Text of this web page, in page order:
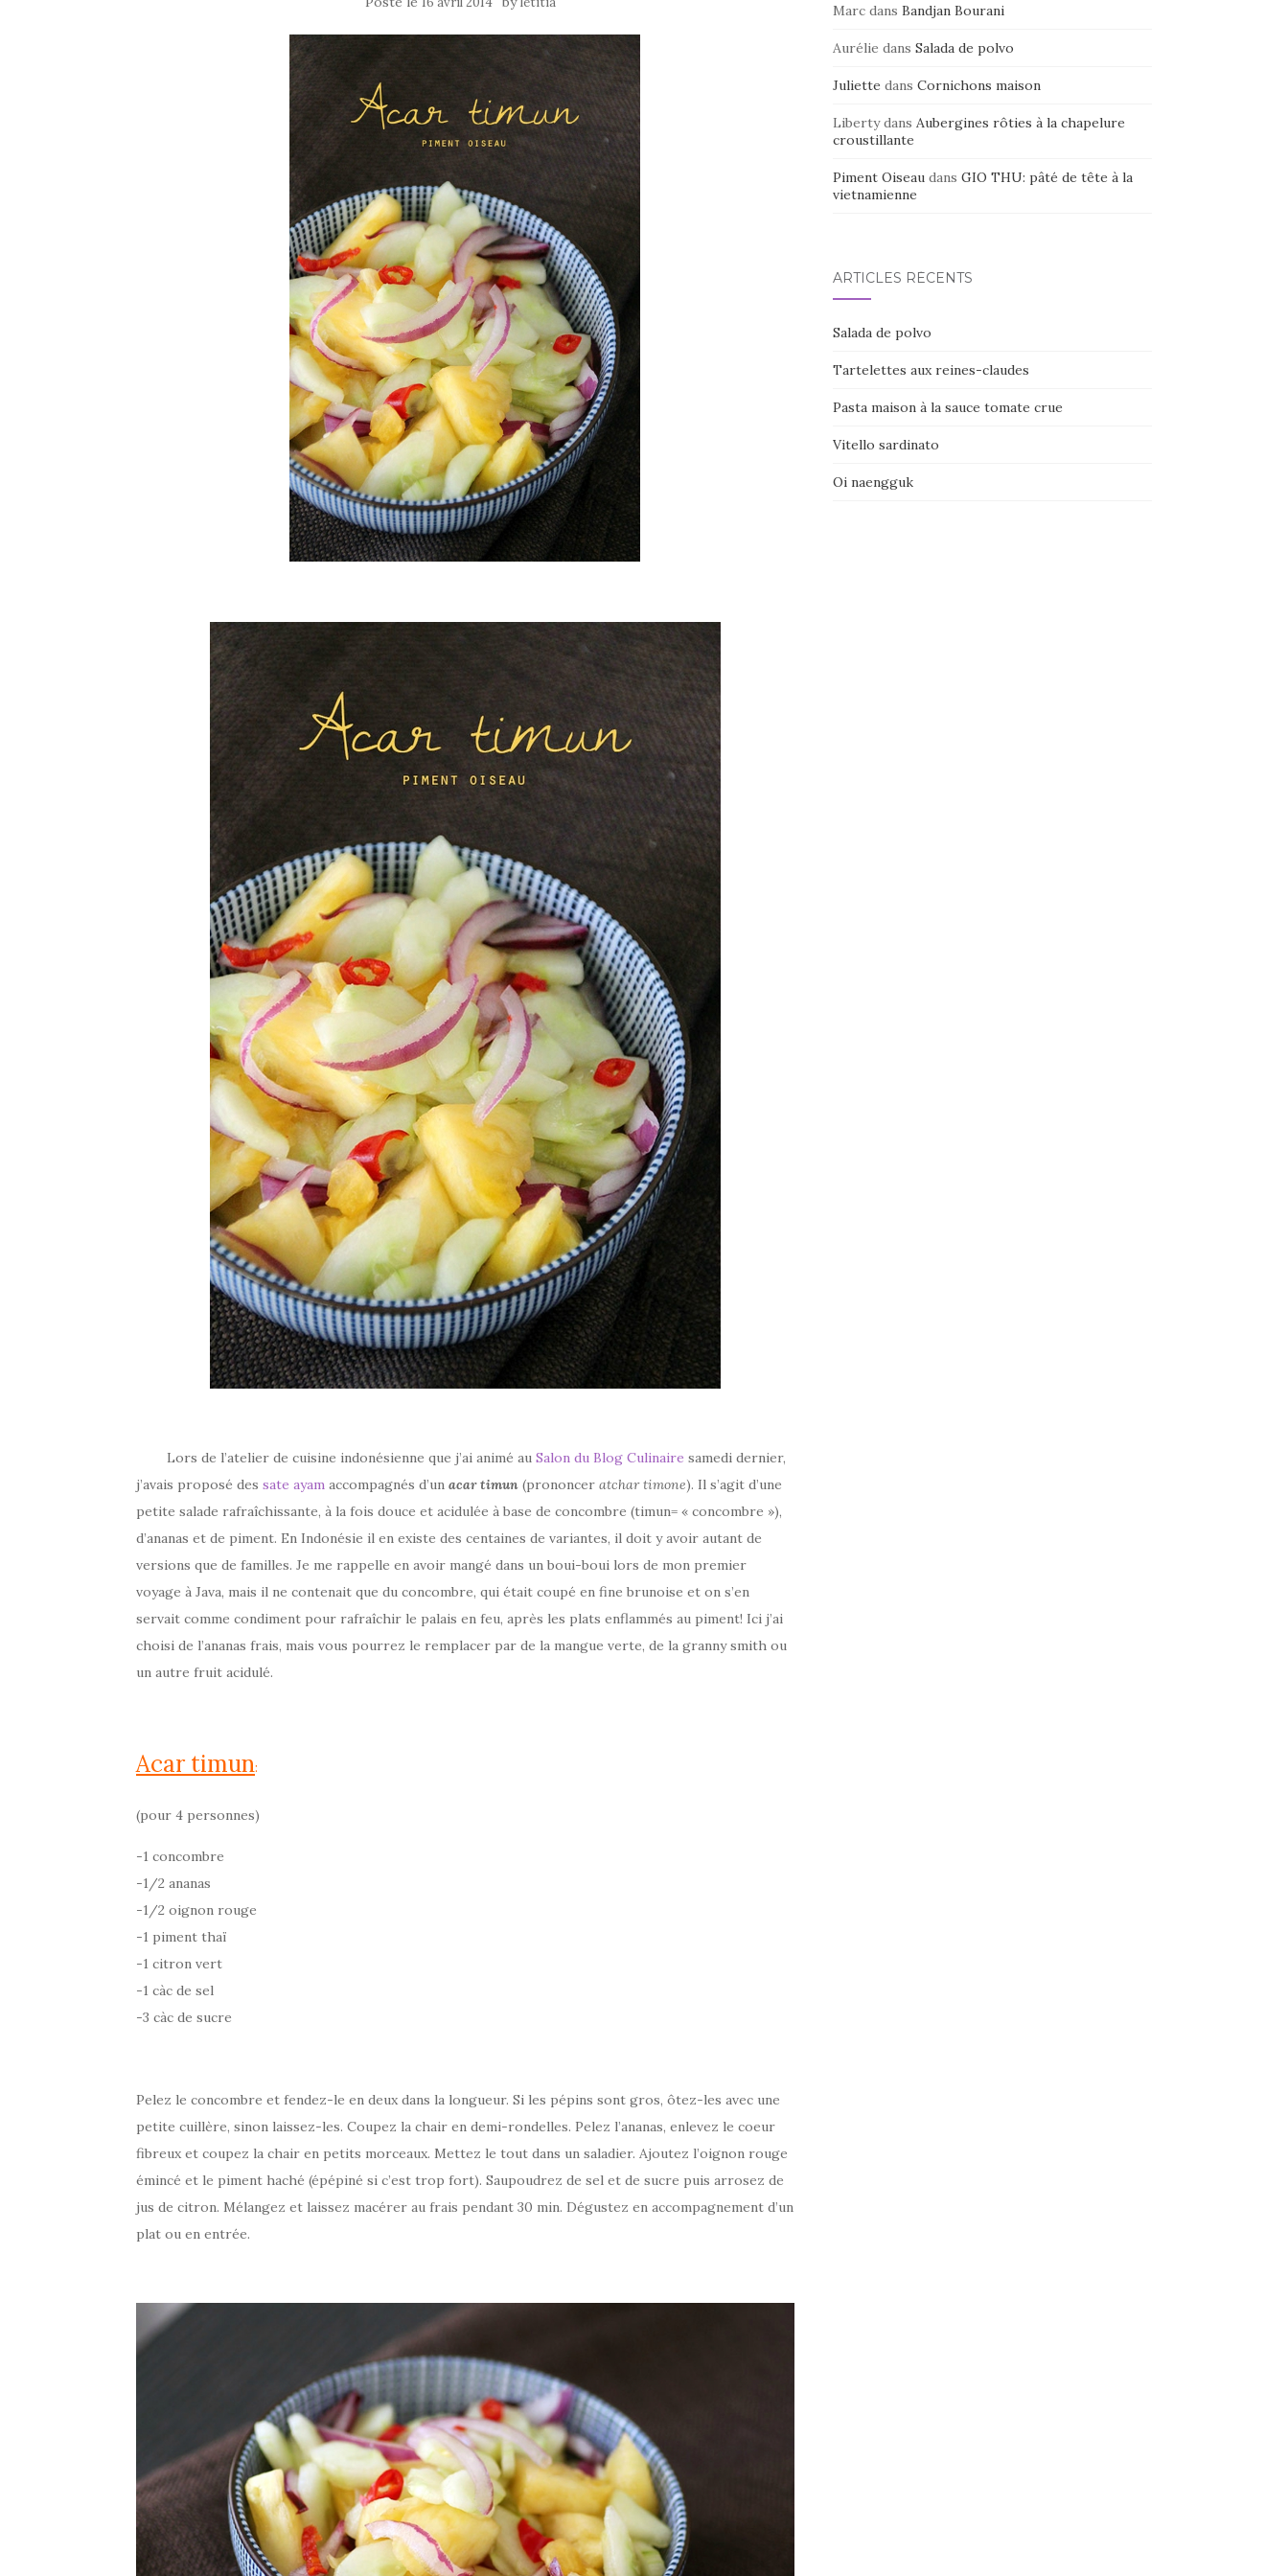
Lors de l’atelier de cuisine indonésienne que j’ai animé au Salon du Blog Culinaire samedi dernier,
j’avais proposé des sate ayam accompagnés d’un acar timun (prononcer atchar timone). Il s’agit d’une
petite salade rafraîchissante, à la fois douce et acidulée à base de concombre (timun= « concombre »),
d’ananas et de piment. En Indonésie il en existe des centaines de variantes, il doit y avoir autant de
versions que de familles. Je me rappelle en avoir mangé dans un boui-boui lors de mon premier
voyage à Java, mais il ne contenait que du concombre, qui était coupé en fine brunoise et on s’en
servait comme condiment pour rafraîchir le palais en feu, après les plats enflammés au piment! Ici j’ai
choisi de l’ananas frais, mais vous pourrez le remplacer par de la mangue verte, de la granny smith ou
un autre fruit acidulé.
Acar timun:
(pour 4 personnes)
-1 concombre
-1/2 ananas
-1/2 oignon rouge
-1 piment thaï
-1 citron vert
-1 càc de sel
-3 càc de sucre
Pelez le concombre et fendez-le en deux dans la longueur. Si les pépins sont gros, ôtez-les avec une
petite cuillère, sinon laissez-les. Coupez la chair en demi-rondelles. Pelez l’ananas, enlevez le coeur
fibreux et coupez la chair en petits morceaux. Mettez le tout dans un saladier. Ajoutez l’oignon rouge
émincé et le piment haché (épépiné si c’est trop fort). Saupoudrez de sel et de sucre puis arrosez de
jus de citron. Mélangez et laissez macérer au frais pendant 30 min. Dégustez en accompagnement d’un
plat ou en entrée.
Marcdans Bandjan Bourani
Aurélie dans Salada de polvo
Juliette dans Cornichons maison
Libertydans Aubergines rôties à la chapelure
croustillante
Piment Oiseaudans GIO THU: pâté de tête à la
vietnamienne
ARTICLES RÉCENTS
Salada de polvo
Tartelettes aux reines-claudes
Pasta maison à la sauce tomate crue
Vitello sardinato
Oi naengguk